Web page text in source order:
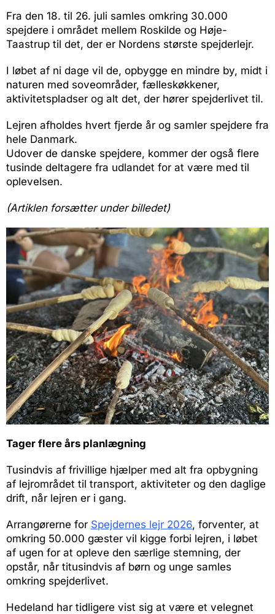
Fra den 18. til 26. juli samles omkring 30.000
spejdere i området mellem Roskilde og Høje-
Taastrup til det, der er Nordens største spejderlejr.
I løbet af ni dage vil de, opbygge en mindre by, midt i
naturen med soveområder, fælleskøkkener,
aktivitetspladser og alt det, der hører spejderlivet til.
Lejren afholdes hvert fjerde år og samler spejdere fra
hele Danmark.
Udover de danske spejdere, kommer der også flere
tusinde deltagere fra udlandet for at være med til
oplevelsen.
(Artiklen forsætter under billedet)
Tager flere års planlægning
Tusindvis af frivillige hjælper med alt fra opbygning
af lejrområdet til transport, aktiviteter og den daglige
drift, når lejren er i gang.
Arrangørerne for Spejdernes lejr 2026, forventer, at
omkring 50.000 gæster vil kigge forbi lejren, i løbet
af ugen for at opleve den særlige stemning, der
opstår, når titusindvis af børn og unge samles
omkring spejderlivet.
Hedeland har tidligere vist sig at være et velegnet